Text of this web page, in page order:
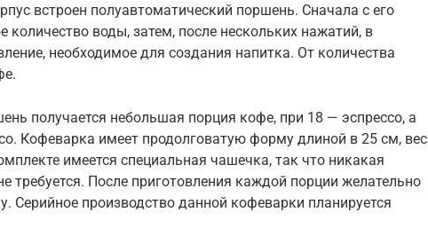
встроен полуавтоматический поршень. Сначала с его
воды, затем, после нескольких нажатий, в
необходимое для создания напитка. От количества
получается небольшая порция кофе, при 18 — эспрессо, а
Кофеварка имеет продолговатую форму длиной в 25 см, вес
имеется специальная чашечка, так что никакая
требуется. После приготовления каждой порции желательно
Серийное производство данной кофеварки планируется